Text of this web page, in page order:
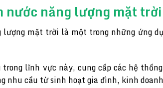
nước năng lượng mặt
lượng mặt trời là một trong những ứng
trong lĩnh vực này, cung cấp các hệ thống
nhu cầu từ sinh hoạt gia đình, kinh